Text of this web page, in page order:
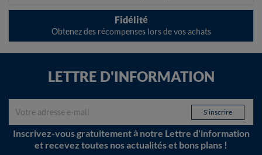
Fidélité
Obtenez des récompenses lors de vos achats
LETTRE D'INFORMATION
Inscrivez-vous gratuitement à notre Lettre d'information
et recevez toutes nos actualités et bons plans !